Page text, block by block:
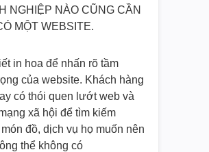
NGHIỆP NÀO CŨNG CẦN
MỘT WEBSITE.
in hoa để nhấn rõ tầm
của website. Khách hàng
có thói quen lướt web và
xã hội để tìm kiếm
đồ, dịch vụ họ muốn nên
thể không có